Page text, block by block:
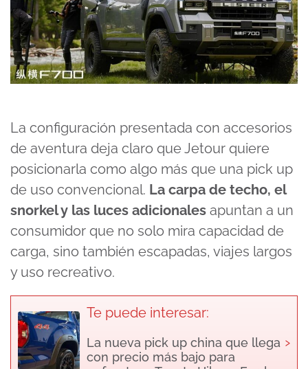
La configuración presentada con accesorios
de aventura deja claro que Jetour quiere
posicionarla como algo más que una pick up
de uso convencional. La carpa de techo, el
snorkel y las luces adicionales apuntan a un
consumidor que no solo mira capacidad de
carga, sino también escapadas, viajes largos
y uso recreativo.
Te puede interesar:
La nueva pick up china que llega
con precio más bajo para
›